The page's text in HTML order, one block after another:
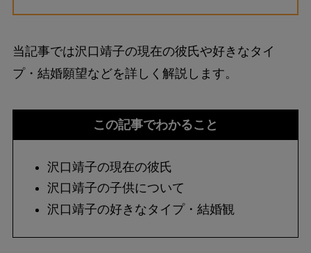
当記事では沢口靖子の現在の彼氏や好きなタイ
プ・結婚願望などを詳しく解説します。
この記事でわかること
沢口靖子の現在の彼氏
沢口靖子の子供について
沢口靖子の好きなタイプ・結婚観